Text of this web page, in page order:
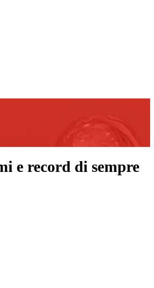
e record di sempre